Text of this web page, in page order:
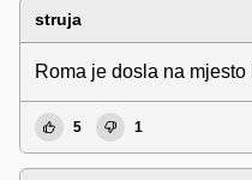
struja
Roma je dosla na
5 1